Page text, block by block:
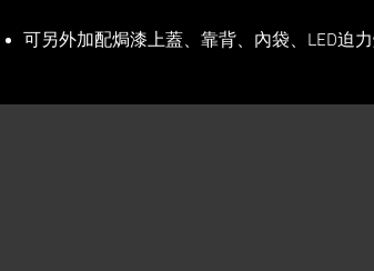
可另外加配焗漆上蓋、靠背、內袋、LED迫